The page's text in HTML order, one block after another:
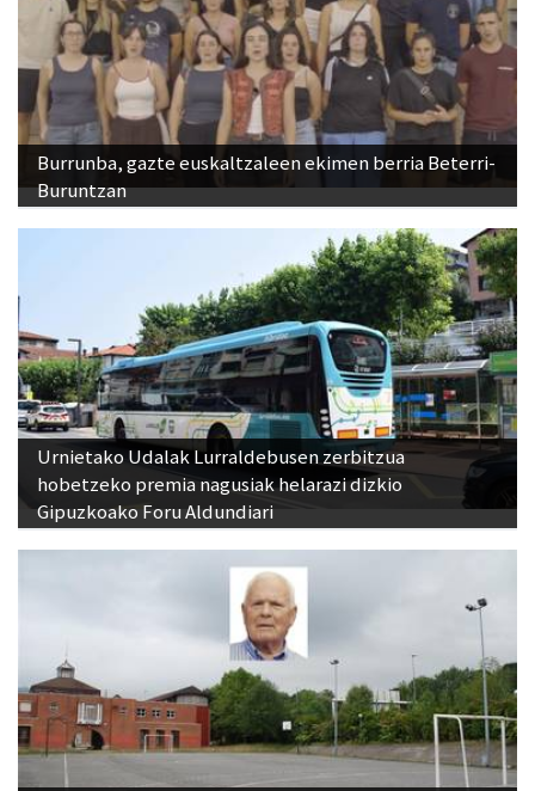
Burrunba, gazte euskaltzaleen ekimen berria Beterri-
Buruntzan
Urnietako Udalak Lurraldebusen zerbitzua
hobetzeko premia nagusiak helarazi dizkio
Gipuzkoako Foru Aldundiari